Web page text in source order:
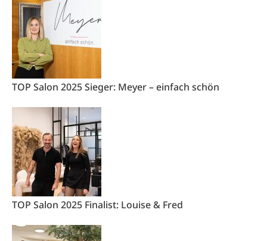
TOP Salon 2025 Sieger: Meyer – einfach schön
TOP Salon 2025 Finalist: Louise & Fred